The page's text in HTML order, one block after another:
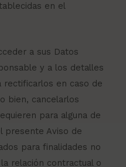
en el
a sus Datos
y a los detalles
rectificarlos en caso de
bien, cancelarlos
para alguna de
presente Aviso de
para finalidades no
relación contractual o